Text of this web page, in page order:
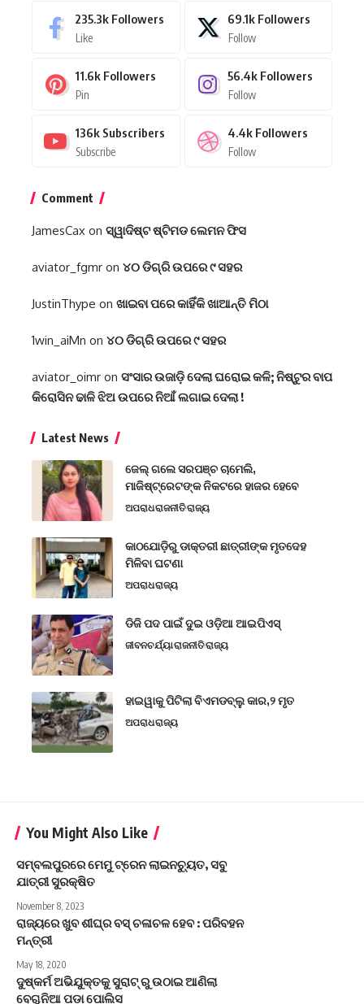
235.3k Followers
Like
69.1k Followers
Follow
11.6k Followers
Pin
56.4k Followers
Follow
136k Subscribers
Subscribe
4.4k Followers
Follow
Comment
JamesCax on ସ୍ୱାଦିଷ୍ଟ ଷ୍ଟିମଡ ଲେମନ ଫିସ
aviator_fgmr on ୪୦ ଡିଗ୍ରି ଉପରେ ୯ ସହର
JustinThype on ଖାଇବା ପରେ କାହିଁକି ଖାଆନ୍ତି ମିଠା
1win_aiMn on ୪୦ ଡିଗ୍ରି ଉପରେ ୯ ସହର
aviator_oimr on ସଂସାର ଉଜାଡ଼ି ଦେଲା ଘରୋଇ କଳି; ନିଷ୍ଟୁର ବାପ
କିରୋସିନ ଢାଳି ଝିଅ ଉପରେ ନିଆଁ ଲଗାଇ ଦେଲା !
Latest News
ଜେଲ୍ ଗଲେ ସରପଞ୍ଚ ଚାମେଲି,
ମାଜିଷ୍ଟ୍ରେଟଙ୍କ ନିକଟରେ ହାଜର ହେବେ
ଅପରାଧରାଜନୀତିରାଜ୍ୟ
କାଠଯୋଡ଼ିରୁ ଡାକ୍ତରୀ ଛାତ୍ରୀଙ୍କ ମୃତଦେହ
ମିଳିବା ଘଟଣା
ଅପରାଧରାଜ୍ୟ
ଡିଜି ପଦ ପାଇଁ ଦୁଇ ଓଡ଼ିଆ ଆଇପିଏସ୍
ଜୀବନଚର୍ଯ୍ୟାରାଜନୀତିରାଜ୍ୟ
ହାଇୱାକୁ ପିଟିଲା ବିଏମଡବ୍ଲୁ କାର,୨ ମୃତ
ଅପରାଧରାଜ୍ୟ
You Might Also Like
ସମ୍ବଲପୁରରେ ମେମୁ ଟ୍ରେନ ଲାଇନଚ୍ୟୁତ, ସବୁ
ଯାତ୍ରୀ ସୁରକ୍ଷିତ
November 8, 2023
ରାଜ୍ୟରେ ଖୁବ ଶୀଘ୍ର ବସ୍ ଚଳାଚଳ ହେବ : ପରିବହନ
ମନ୍ତ୍ରୀ
May 18, 2020
ଦୁଷ୍କର୍ମ ଅଭିଯୁକ୍ତକୁ ସୁରାଟ୍ ରୁ ଉଠାଇ ଆଣିଲା
ବେଗୁନିଆ ପଡ଼ା ପୋଲିସ